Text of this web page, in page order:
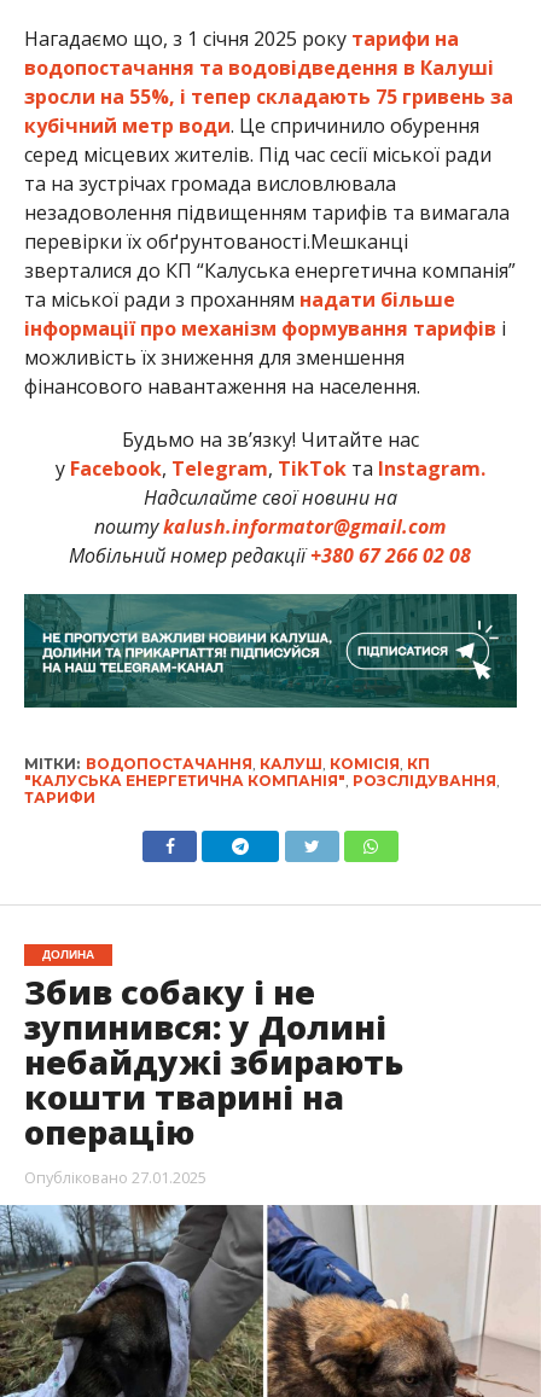
Нагадаємо що, з 1 січня 2025 року тарифи на
водопостачання та водовідведення в Калуші
зросли на 55%, і тепер складають 75 гривень за
кубічний метр води. Це спричинило обурення
серед місцевих жителів. Під час сесії міської ради
та на зустрічах громада висловлювала
незадоволення підвищенням тарифів та вимагала
перевірки їх обґрунтованості.Мешканці
зверталися до КП “Калуська енергетична компанія”
та міської ради з проханням надати більше
інформації про механізм формування тарифів і
можливість їх зниження для зменшення
фінансового навантаження на населення.
Будьмо на зв’язку! Читайте нас
у Facebook, Telegram, TikTokта Instagram.
Надсилайте свої новини на
поштуkalush.informator@gmail.com
Мобільний номер редакції+380 67 266 02 08
МІТКИ: ВОДОПОСТАЧАННЯ КАЛУШ КОМІСІЯ КП
"КАЛУСЬКА ЕНЕРГЕТИЧНА КОМПАНІЯ" РОЗСЛІДУВАННЯ
ТАРИФИ
ДОЛИНА
Збив собаку і не
зупинився: у Долині
небайдужі збирають
кошти тварині на
операцію
Опубліковано 27.01.2025